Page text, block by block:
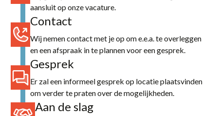
aansluit op onze vacature.
Contact
Wij nemen contact met je op om e.e.a. te overleggen
en een afspraak in te plannen voor een gesprek.
Gesprek
Er zal een informeel gesprek op locatie plaatsvinden
om verder te praten over de mogelijkheden.
Aan de slag